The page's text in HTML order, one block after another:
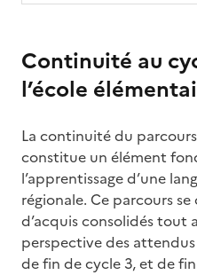
Continuité au
l’école
La continuité du
constitue un élément
l’apprentissage d’une
régionale. Ce parcours
d’acquis consolidés tout
perspective des
de fin de cycle 3, et de